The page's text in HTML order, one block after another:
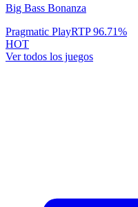
Big Bass Bonanza
Pragmatic PlayRTP96.71%
HOT
Ver todos los juegos